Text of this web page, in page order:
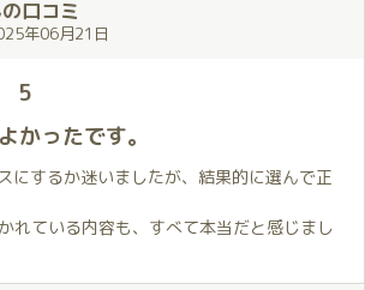
口コミ
年06月21日
5
かったです。
にするか迷いましたが、結果的に選んで正
れている内容も、すべて本当だと感じまし
晴らしく、さらに知識も豊富で、会話がと